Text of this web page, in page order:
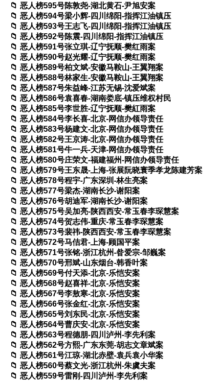
恶人榜595号陈敦尧-湖北黄石-尹旭安案
恶人榜594号梁小辉-四川绵阳-指挥江油镇压
恶人榜593号王志飞-四川绵阳-指挥江油镇压
恶人榜592号陈震-四川绵阳-指挥江油镇压
恶人榜591号张立琪-辽宁抚顺-樊红雨案
恶人榜590号赵光耀-辽宁抚顺-樊红雨案
恶人榜589号柏文斌-安徽马鞍山-王翼翔案
恶人榜588号林家生-安徽马鞍山-王翼翔案
恶人榜587号朱益峰-江苏无锡-沈爱斌案
恶人榜586号袁喜春-湖南娄底-镇压维权村民
恶人榜585号李世胜-辽宁抚顺-樊紅雨案
恶人榜584号李长喜-北京-网信办领导责任
恶人榜583号杨建文-北京-网信办领导责任
恶人榜582号王京涛-北京-网信办领导责任
恶人榜581号牛一兵-天津-网信办领导责任
恶人榜580号庄荣文-福建福州-网信办领导责任
恶人榜579号王东晟-上海-张展阮晓寰季孝龙陈建芳案
恶人榜578号程宇-广东深圳-林生亮案
恶人榜577号梁杰-湖南长沙-谢阳案
恶人榜576号胡迪军-湖南长沙-谢阳案
恶人榜575号吴加亮-陕西西安-常玉春李琛慧案
恶人榜574号贺志伟-重庆-常玉春李琛慧案
恶人榜573号裴祎-陕西西安-常玉春李琛慧案
恶人榜572号马佶君-上海-顾国平案
恶人榜571号张铭-浙江杭州-昝爱宗-邹巍案
恶人榜570号邢斌-山东烟台-韩香叶案
恶人榜569号付天添-北京-乐恺安案
恶人榜568号赵喜祥-北京-乐恺安案
恶人榜567号李敖寒-北京-乐恺安案
恶人榜566号张金红-北京-乐恺安案
恶人榜565号刘东民-北京-乐恺安案
恶人榜564号曹庆安-北京-乐恺安案
恶人榜563号程德朋-四川泸州-李先利案
恶人榜562号方熙-广东东莞-胡志文章斌案
恶人榜561号江琼-湖北赤壁-袁兵袁小华案
恶人榜560号蔡文光-浙江杭州-朱虞夫案
恶人榜559号雷刚-四川泸州-李先利案